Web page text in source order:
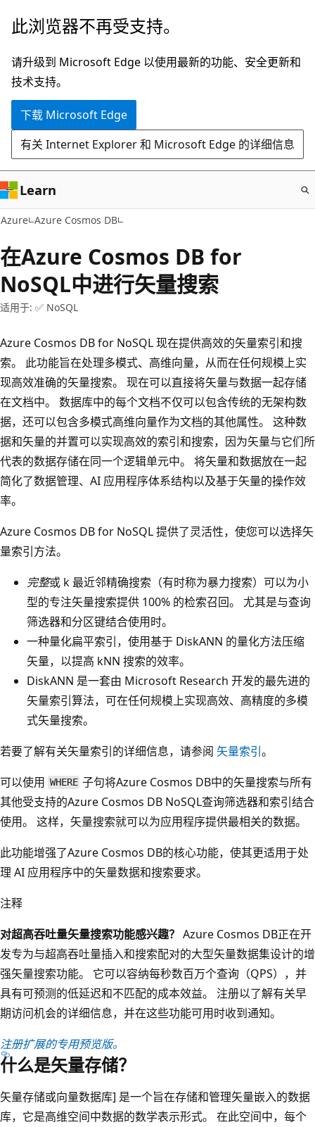
跳
主
要
内
此浏览器不再受支持。
请升级到 Microsoft Edge 以使用最新的功能、安全更新和
技术支持。
下载 Microsoft Edge
有关 Internet Explorer 和 Microsoft Edge 的详细信息
Learn
Azure Azure Cosmos DB
在Azure Cosmos DB for
NoSQL中进行矢量搜索
适用于: ✅ NoSQL
Azure Cosmos DB for NoSQL 现在提供高效的矢量索引和搜
索。 此功能旨在处理多模式、高维向量，从而在任何规模上实
现高效准确的矢量搜索。 现在可以直接将矢量与数据一起存储
在文档中。 数据库中的每个文档不仅可以包含传统的无架构数
据，还可以包含多模式高维向量作为文档的其他属性。 这种数
据和矢量的并置可以实现高效的索引和搜索，因为矢量与它们所
代表的数据存储在同一个逻辑单元中。 将矢量和数据放在一起
简化了数据管理、AI 应用程序体系结构以及基于矢量的操作效
率。
Azure Cosmos DB for NoSQL 提供了灵活性，使您可以选择矢
量索引方法。
完整或 k 最近邻精确搜索（有时称为暴力搜索）可以为小
型的专注矢量搜索提供 100% 的检索召回。 尤其是与查询
筛选器和分区键结合使用时。
一种量化扁平索引，使用基于 DiskANN 的量化方法压缩
矢量，以提高 kNN 搜索的效率。
DiskANN 是一套由 Microsoft Research 开发的最先进的
矢量索引算法，可在任何规模上实现高效、高精度的多模
式矢量搜索。
若要了解有关矢量索引的详细信息，请参阅 矢量索引。
可以使用 WHERE 子句将Azure Cosmos DB中的矢量搜索与所有
其他受支持的Azure Cosmos DB NoSQL查询筛选器和索引结合
使用。 这样，矢量搜索就可以为应用程序提供最相关的数据。
此功能增强了Azure Cosmos DB的核心功能，使其更适用于处
理 AI 应用程序中的矢量数据和搜索要求。
注释
对超高吞吐量矢量搜索功能感兴趣？ Azure Cosmos DB正在开
发专为与超高吞吐量插入和搜索配对的大型矢量数据集设计的增
强矢量搜索功能。 它可以容纳每秒数百万个查询（QPS），并
具有可预测的低延迟和不匹配的成本效益。 注册以了解有关早
期访问机会的详细信息，并在这些功能可用时收到通知。
注册扩展的专用预览版。
什么是矢量存储？
矢量存储或向量数据库] 是一个旨在存储和管理矢量嵌入的数据
库，它是高维空间中数据的数学表示形式。 在此空间中，每个